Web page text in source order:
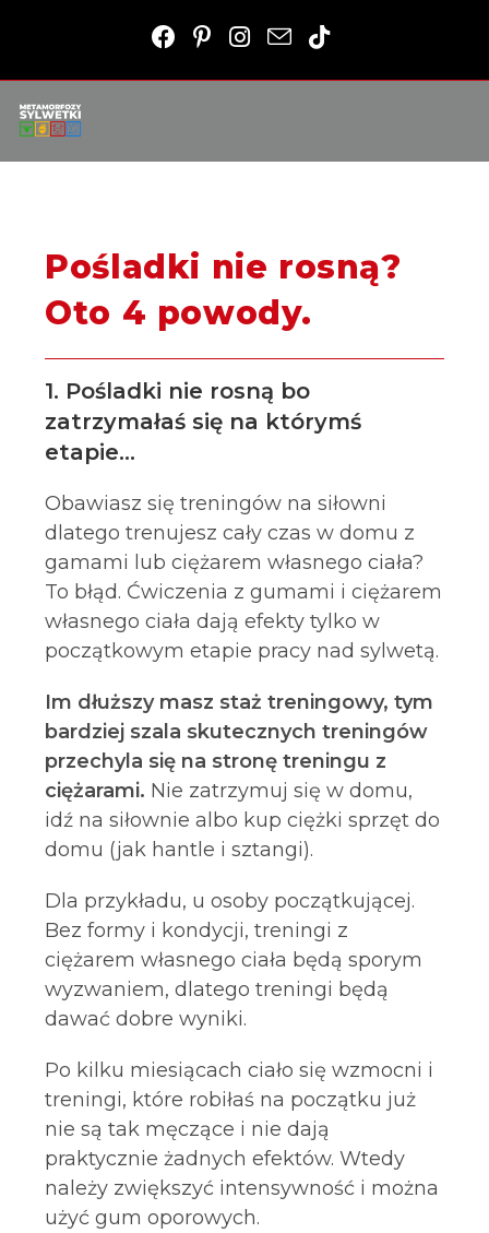
Pośladki nie rosną?
Oto 4 powody.
1. Pośladki nie rosną bo
zatrzymałaś się na którymś
etapie…
Obawiasz się treningów na siłowni
dlatego trenujesz cały czas w domu z
gamami lub ciężarem własnego ciała?
To błąd. Ćwiczenia z gumami i ciężarem
własnego ciała dają efekty tylko w
początkowym etapie pracy nad sylwetą.
Im dłuższy masz staż treningowy, tym
bardziej szala skutecznych treningów
przechyla się na stronę treningu z
ciężarami. Nie zatrzymuj się w domu,
idź na siłownie albo kup ciężki sprzęt do
domu (jak hantle i sztangi).
Dla przykładu, u osoby początkującej.
Bez formy i kondycji, treningi z
ciężarem własnego ciała będą sporym
wyzwaniem, dlatego treningi będą
dawać dobre wyniki.
Po kilku miesiącach ciało się wzmocni i
treningi, które robiłaś na początku już
nie są tak męczące i nie dają
praktycznie żadnych efektów. Wtedy
należy zwiększyć intensywność i można
użyć gum oporowych.